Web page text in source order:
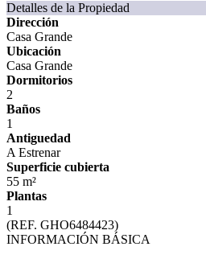
Detalles de la Propiedad
Dirección
Casa Grande
Ubicación
Casa Grande
Dormitorios
2
Baños
1
Antiguedad
A Estrenar
Superficie cubierta
55 m²
Plantas
1
(REF. GHO6484423)
INFORMACIÓN BÁSICA